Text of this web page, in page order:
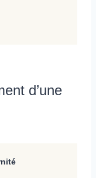
d’une